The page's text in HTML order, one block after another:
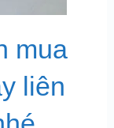
mua
liên